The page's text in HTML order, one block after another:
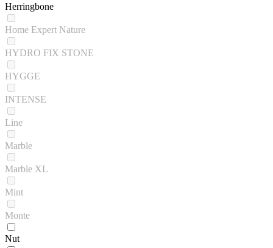
Herringbone
Home Expert Nature
HYDRO FIX STONE
HYGGE
INTENSE
Line
Marble
Marble XL
Mint
Monte
Nut